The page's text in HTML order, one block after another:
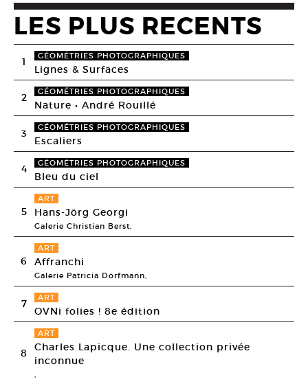
LES PLUS RECENTS
1 GÉOMÉTRIES PHOTOGRAPHIQUES
Lignes & Surfaces
2 GÉOMÉTRIES PHOTOGRAPHIQUES
Nature • André Rouillé
3 GÉOMÉTRIES PHOTOGRAPHIQUES
Escaliers
4 GÉOMÉTRIES PHOTOGRAPHIQUES
Bleu du ciel
5
ART
Hans-Jörg Georgi
Galerie Christian Berst,
6
ART
Affranchi
Galerie Patricia Dorfmann,
7 ART
OVNi folies ! 8e édition
8
ART
Charles Lapicque. Une collection privée
inconnue
,